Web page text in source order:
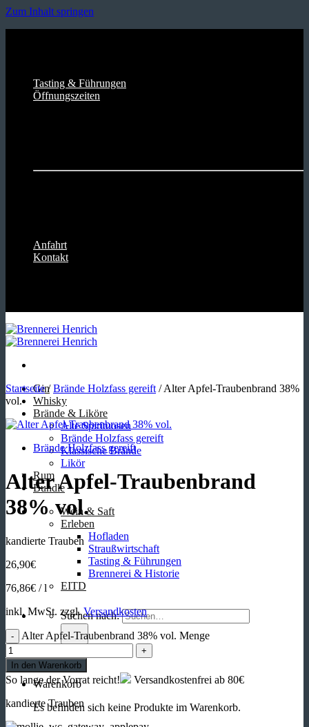
Zum Inhalt springen
Tasting & Führungen
Öffnungszeiten
Anfahrt
Kontakt
Gin
Whisky
Brände & Liköre
Alte Spirituosen
Brände Holzfass gereift
Klassische Brände
Likör
Rum
Bundle
Wein & Saft
Erleben
Hofladen
Straußwirtschaft
Tasting & Führungen
Brennerei & Historie
EITD
Suchen nach:
Warenkorb
Es befinden sich keine Produkte im Warenkorb.
Startseite/Brände Holzfass gereift /Alter Apfel-Traubenbrand 38%
vol.
Brände Holzfass gereift
Alter Apfel-Traubenbrand
38% vol.
kandierte Trauben
26,90€
76,86€ /l
inkl. MwSt. zzgl.Versandkosten
Alter Apfel-Traubenbrand 38% vol. Menge
In den Warenkorb
So lange der Vorrat reicht!
Versandkostenfrei ab 80€
kandierte Trauben